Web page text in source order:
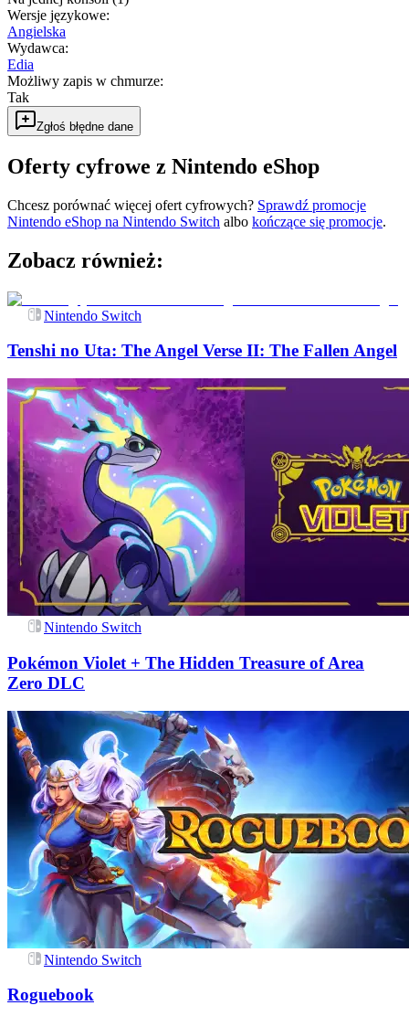
Wersje językowe:
Angielska
Wydawca:
Edia
Możliwy zapis w chmurze:
Tak
Zgłoś błędne dane
Oferty cyfrowe z Nintendo eShop
Chcesz porównać więcej ofert cyfrowych? Sprawdź promocje
Nintendo eShop na Nintendo Switch albo kończące się promocje.
Zobacz również:
Nintendo Switch
Tenshi no Uta: The Angel Verse II: The Fallen Angel
Nintendo Switch
Pokémon Violet + The Hidden Treasure of Area
Zero DLC
Nintendo Switch
Roguebook